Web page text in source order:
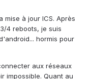
mise à jour ICS. Après
4 reboots, je suis
hormis pour
aux réseaux
impossible. Quant au